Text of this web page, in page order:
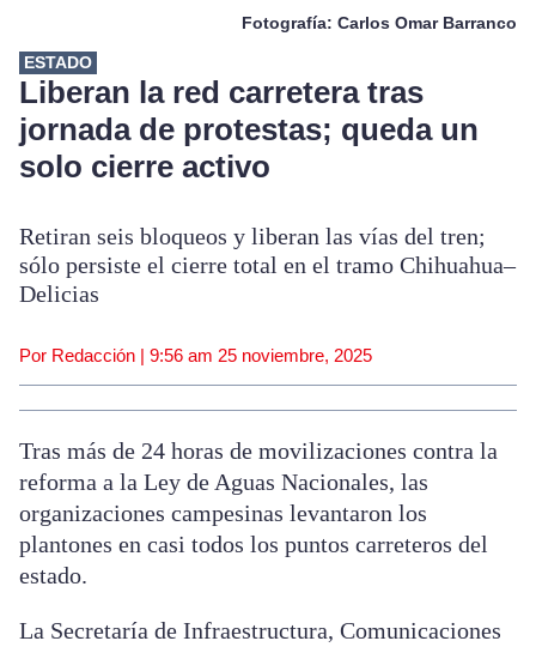
Fotografía: Carlos Omar Barranco
ESTADO
Liberan la red carretera tras
jornada de protestas; queda un
solo cierre activo
Retiran seis bloqueos y liberan las vías del tren;
sólo persiste el cierre total en el tramo Chihuahua–
Delicias
Por Redacción | 9:56 am 25 noviembre, 2025
Tras más de 24 horas de movilizaciones contra la
reforma a la Ley de Aguas Nacionales, las
organizaciones campesinas levantaron los
plantones en casi todos los puntos carreteros del
estado.
La Secretaría de Infraestructura, Comunicaciones